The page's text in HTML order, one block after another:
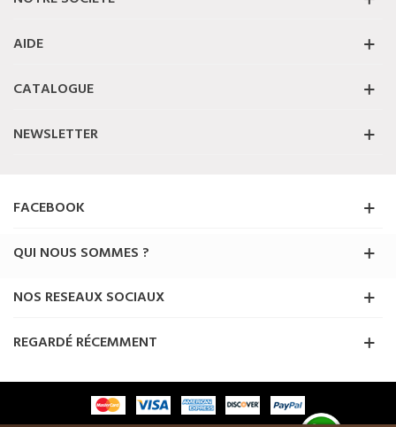
AIDE
CATALOGUE
NEWSLETTER
FACEBOOK
QUI NOUS SOMMES ?
NOS RESEAUX SOCIAUX
REGARDÉ RÉCEMMENT